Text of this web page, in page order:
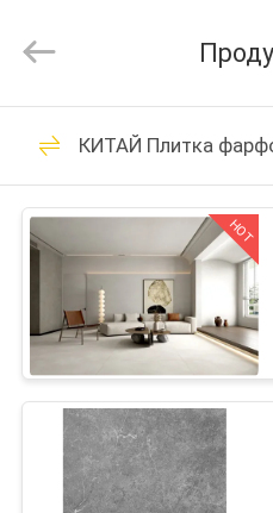
ДОМОЙ
ПРОДУКТЫ
ВИДЕОЗАПИСИ
НАС
ЭКСКУРСИЯ
CERAMICS
CO.,LTD..
Reserved.
плитки
фарфора
КИТАЙ Плитка
HOT